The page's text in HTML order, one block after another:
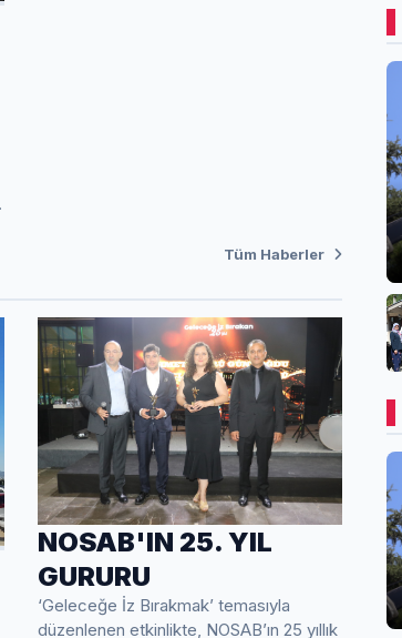
Tüm Haberler
NOSAB'IN 25. YIL
GURURU
‘Geleceğe İz Bırakmak’ temasıyla
düzenlenen etkinlikte, NOSAB’ın 25 yıllık